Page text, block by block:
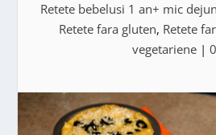
Retete bebelusi 1 an+ mic dejun
Retete fara gluten, Retete
vegetariene| 0